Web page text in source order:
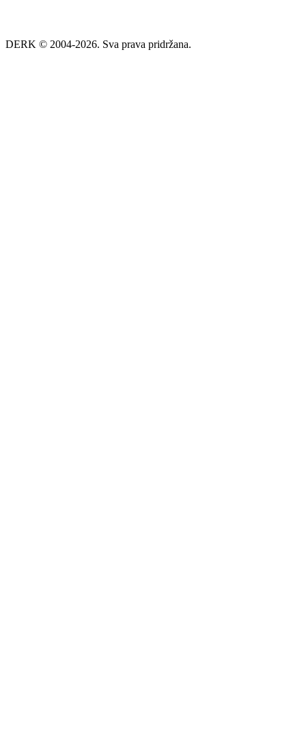
DERK © 2004-2026. Sva prava pridržana.